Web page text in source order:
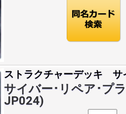
ストラクチャーデッキ サ
サイバー･リペア･プ
JP024)